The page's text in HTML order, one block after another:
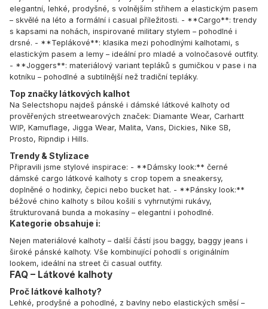
elegantní, lehké, prodyšné, s volnějším střihem a elastickým pasem
– skvělé na léto a formální i casual příležitosti. - **Cargo**: trendy
s kapsami na nohách, inspirované military stylem – pohodlné i
drsné. - **Teplákové**: klasika mezi pohodlnými kalhotami, s
elastickým pasem a lemy – ideální pro mladé a volnočasové outfity.
- **Joggers**: materiálový variant tepláků s gumičkou v pase i na
kotníku – pohodlné a subtilnější než tradiční tepláky.
Top značky látkových kalhot
Na Selectshopu najdeš pánské i dámské látkové kalhoty od
prověřených streetwearových značek: Diamante Wear, Carhartt
WIP, Kamuflage, Jigga Wear, Malita, Vans, Dickies, Nike SB,
Prosto, Ripndip i Hills.
Trendy & Stylizace
Připravili jsme stylové inspirace: - **Dámsky look:** černé
dámské cargo látkové kalhoty s crop topem a sneakersy,
doplněné o hodinky, čepici nebo bucket hat. - **Pánsky look:**
béžové chino kalhoty s bílou košilí s vyhrnutými rukávy,
štrukturovaná bunda a mokasíny – elegantní i pohodlné.
Kategorie obsahuje i:
Nejen materiálové kalhoty – další částí jsou baggy, baggy jeans i
široké pánské kalhoty. Vše kombinující pohodlí s originálním
lookem, ideální na street či casual outfity.
FAQ – Látkové kalhoty
Proč látkové kalhoty?
Lehké, prodyšné a pohodlné, z bavlny nebo elastických směsí –